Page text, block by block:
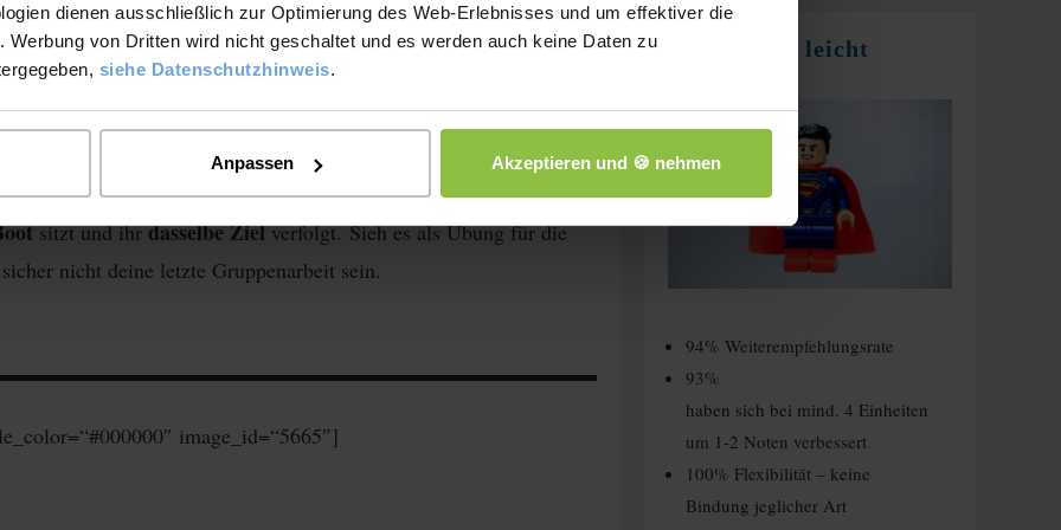
dienen ausschließlich zur Optimierung des Web-Erlebnisses und um effektiver die
Werbung von Dritten wird nicht geschaltet und es werden auch keine Daten zu
siehe Datenschutzhinweis.
Anpassen Akzeptieren und 🍪 nehmen
respektvollen Umgangston
, einenrespektvollenund freundlichen Umgangston zu pflegen.
einer
guten Atmosphäreinnerhalb der Gruppe.
sitzt und ihrdasselbe Zielverfolgt.Sieh es als Übung für die
nicht deine letzte Gruppenarbeit sein.
image_id=“5665″]
Nachhilfe leicht
94% Weiterempfehlungsrate
93%
haben sich bei mind. 4 Einheiten
um 1-2 Noten verbessert
100% Flexibilität – keine
Bindung jeglicher Art